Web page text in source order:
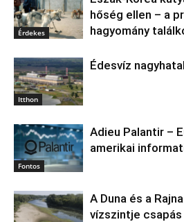
Érdekes
hőség ellen – a
hagyomány
Itthon
Édesvíz
Fontos
Adieu Palantir –
amerikai
A Duna és a
vízszintje